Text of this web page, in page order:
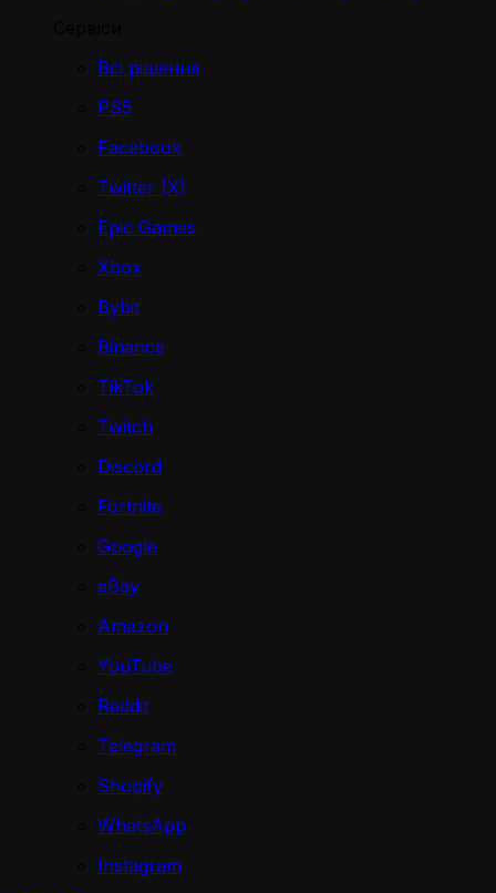
Всі рішення
PS5
Facebook
Twitter (X)
Epic Games
Xbox
Bybit
Binance
TikTok
Twitch
Discord
Fortnite
Google
eBay
Amazon
YouTube
Reddit
Telegram
Shopify
WhatsApp
Instagram